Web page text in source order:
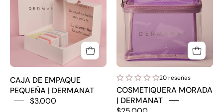
PEQUEÑA
DERMANAT
CAJA DE EMPAQUE
PEQUEÑA | DERMANAT
$3.000
DERMANAT
20 reseñas
COSMETIQUERA MORADA
| DERMANAT